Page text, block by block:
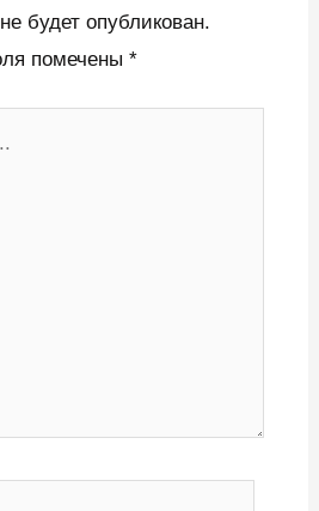
будет опубликован.
помечены *